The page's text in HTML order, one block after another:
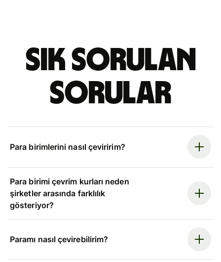
Sık sorulan
sorular
Para birimlerini nasıl çeviririm?
Para birimi çevrim kurları neden
şirketler arasında farklılık
gösteriyor?
Paramı nasıl çevirebilirim?